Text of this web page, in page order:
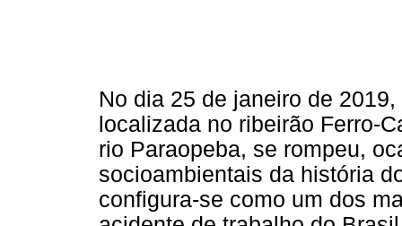
No dia 25 de janeiro de
localizada no ribeirão Ferro-
rio Paraopeba, se rompeu,
socioambientais da história
configura-se como um dos